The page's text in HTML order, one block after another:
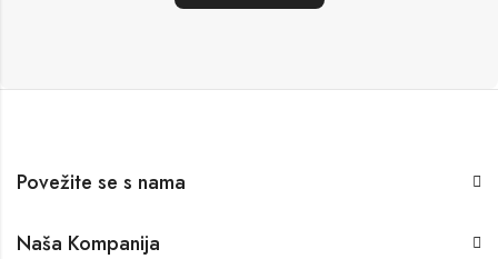
Povežite se s nama
Naša Kompanija